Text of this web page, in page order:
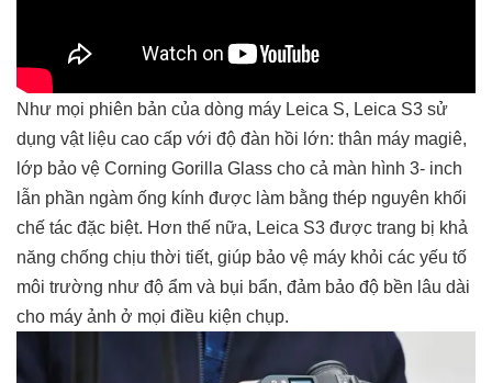
Như mọi phiên bản của dòng máy Leica S, Leica S3 sử
dụng vật liệu cao cấp với độ đàn hồi lớn: thân máy magiê,
lớp bảo vệ Corning Gorilla Glass cho cả màn hình 3- inch
lẫn phần ngàm ống kính được làm bằng thép nguyên khối
chế tác đặc biệt. Hơn thế nữa, Leica S3 được trang bị khả
năng chống chịu thời tiết, giúp bảo vệ máy khỏi các yếu tố
môi trường như độ ẩm và bụi bẩn, đảm bảo độ bền lâu dài
cho máy ảnh ở mọi điều kiện chụp.